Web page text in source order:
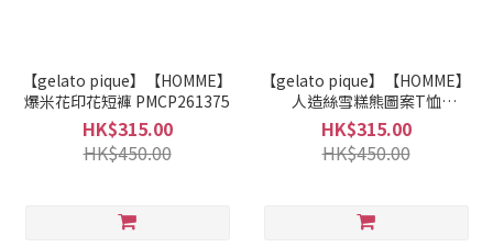
【gelato pique】【HOMME】
爆米花印花短褲 PMCP261375
HK$315.00
HK$450.00
【gelato pique】【HOMME】
人造絲雪糕熊圖案T恤
PHCT261945
HK$315.00
HK$450.00